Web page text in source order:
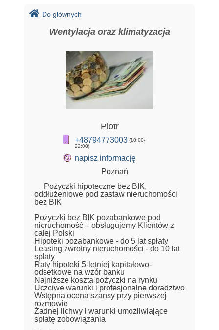
Do głównych
Wentylacja oraz klimatyzacja
Piotr
+48794773003 (10:00-
22:00)
@ napisz informację
Poznań
Pożyczki hipoteczne bez BIK,
oddłużeniowe pod zastaw nieruchomości
bez BIK
Pożyczki bez BIK pozabankowe pod
nieruchomość – obsługujemy Klientów z
całej Polski
Hipoteki pozabankowe - do 5 lat spłaty
Leasing zwrotny nieruchomości - do 10 lat
spłaty
Raty hipoteki 5-letniej kapitałowo-
odsetkowe na wzór banku
Najniższe koszta pożyczki na rynku
Uczciwe warunki i profesjonalne doradztwo
Wstępna ocena szansy przy pierwszej
rozmowie
Żadnej lichwy i warunki umożliwiające
spłatę zobowiązania